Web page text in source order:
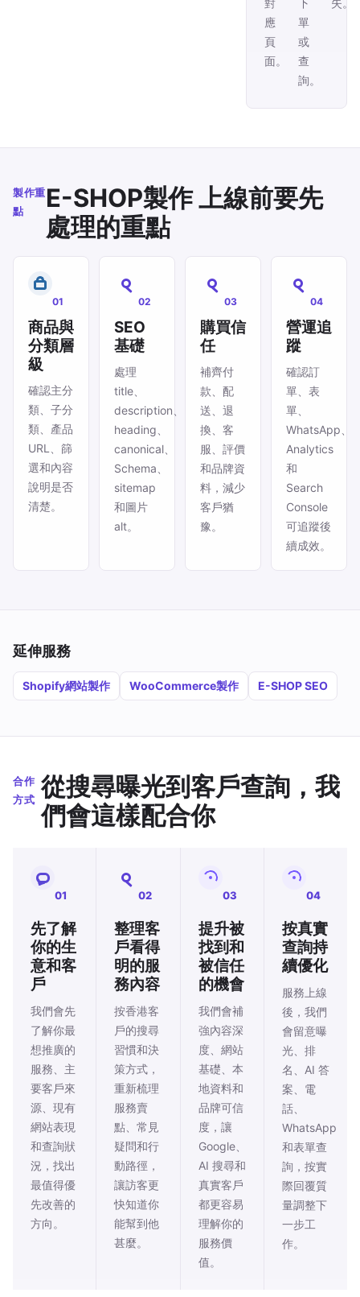
對
應
頁
面。
下
單
或
查
詢。
失。
製作重
點
E-SHOP製作 上線前要先
處理的重點
01
商品與
分類層
級
確認主分
類、子分
類、產品
URL、篩
選和內容
說明是否
清楚。
02
SEO
基礎
處理
title、
description、
heading、
canonical、
Schema、
sitemap
和圖片
alt。
03
購買信
任
補齊付
款、配
送、退
換、客
服、評價
和品牌資
料，減少
客戶猶
豫。
04
營運追
蹤
確認訂
單、表
單、
WhatsApp、
Analytics
和
Search
Console
可追蹤後
續成效。
延伸服務
Shopify網站製作 WooCommerce製作 E-SHOP SEO
合作
方式 從搜尋曝光到客戶查詢，我
們會這樣配合你
01
先了解
你的生
意和客
戶
我們會先
了解你最
想推廣的
服務、主
要客戶來
源、現有
網站表現
和查詢狀
況，找出
最值得優
先改善的
方向。
02
整理客
戶看得
明的服
務內容
按香港客
戶的搜尋
習慣和決
策方式，
重新梳理
服務賣
點、常見
疑問和行
動路徑，
讓訪客更
快知道你
能幫到他
甚麼。
03
提升被
找到和
被信任
的機會
我們會補
強內容深
度、網站
基礎、本
地資料和
品牌可信
度，讓
Google、
AI 搜尋和
真實客戶
都更容易
理解你的
服務價
值。
04
按真實
查詢持
續優化
服務上線
後，我們
會留意曝
光、排
名、AI 答
案、電
話、
WhatsApp
和表單查
詢，按實
際回覆質
量調整下
一步工
作。